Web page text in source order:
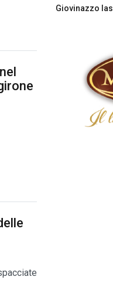
Giovinazzo